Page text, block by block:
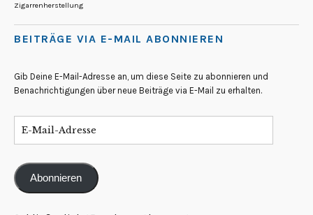
Zigarrenherstellung
BEITRÄGE VIA E-MAIL ABONNIEREN
Gib Deine E-Mail-Adresse an, um diese Seite zu abonnieren und
Benachrichtigungen über neue Beiträge via E-Mail zu erhalten.
Abonnieren